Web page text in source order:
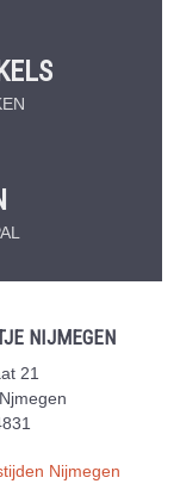
NIJMEGEN
21
Nijmegen